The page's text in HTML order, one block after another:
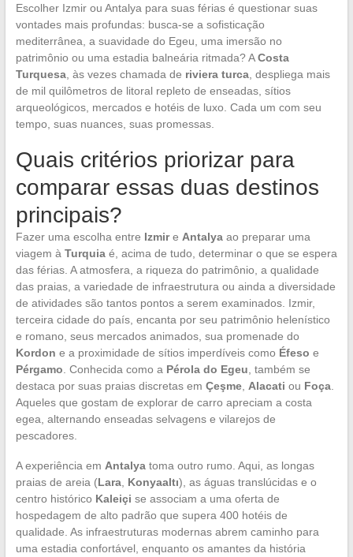
Escolher Izmir ou Antalya para suas férias é questionar suas
vontades mais profundas: busca-se a sofisticação
mediterrânea, a suavidade do Egeu, uma imersão no
patrimônio ou uma estadia balneária ritmada? ACosta
Turquesa, às vezes chamada de riviera turca, despliega mais
de mil quilômetros de litoral repleto de enseadas, sítios
arqueológicos, mercados e hotéis de luxo. Cada um com seu
tempo, suas nuances, suas promessas.
Quais critérios priorizar para
comparar essas duas destinos
principais?
Fazer uma escolha entre Izmire Antalyaao preparar uma
viagem à Turquiaé, acima de tudo, determinar o que se espera
das férias. A atmosfera, a riqueza do patrimônio, a qualidade
das praias, a variedade de infraestrutura ou ainda a diversidade
de atividades são tantos pontos a serem examinados. Izmir,
terceira cidade do país, encanta por seu patrimônio helenístico
e romano, seus mercados animados, sua promenade do
Kordon e a proximidade de sítios imperdíveis como Éfeso e
Pérgamo . Conhecida como a Pérola do Egeu , também se
destaca por suas praias discretas em Çeşme, Alacati ou Foça.
Aqueles que gostam de explorar de carro apreciam a costa
egea, alternando enseadas selvagens e vilarejos de
pescadores.
A experiência em Antalyatoma outro rumo. Aqui, as longas
praias de areia (Lara, Konyaaltı), as águas translúcidas e o
centro histórico Kaleiçi se associam a uma oferta de
hospedagem de alto padrão que supera 400 hotéis de
qualidade. As infraestruturas modernas abrem caminho para
uma estadia confortável, enquanto os amantes da história